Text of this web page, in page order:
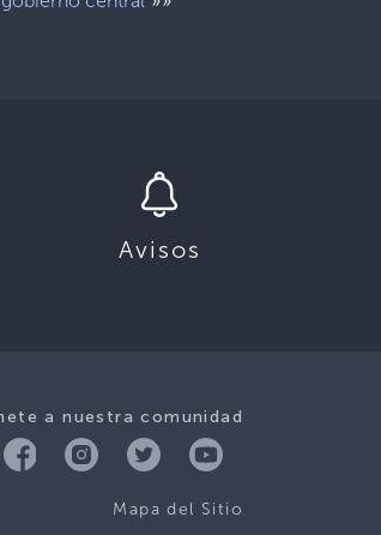
Avisos
a nuestra comunidad
Mapa del Sitio